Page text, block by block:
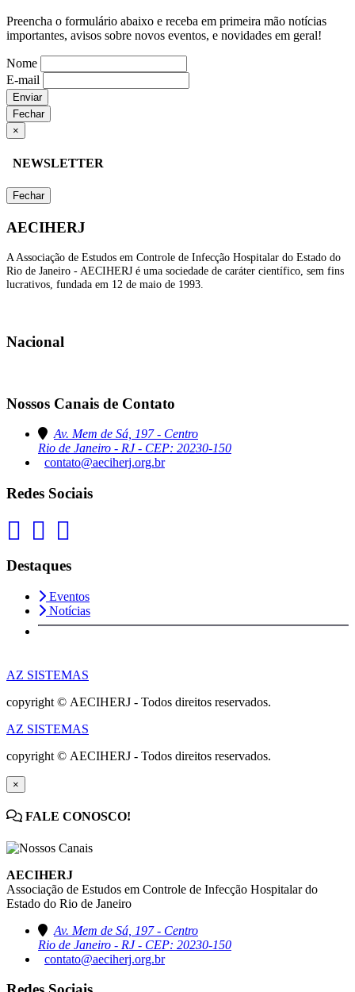
Preencha o formulário abaixo e receba em primeira mão notícias
importantes, avisos sobre novos eventos, e novidades em geral!
Nome
E-mail
Enviar
Fechar
×
NEWSLETTER
Fechar
AECIHERJ
A Associação de Estudos em Controle de Infecção Hospitalar do Estado do
Rio de Janeiro - AECIHERJ é uma sociedade de caráter científico, sem fins
lucrativos, fundada em 12 de maio de 1993.
Nacional
Nossos Canais de Contato
Av. Mem de Sá, 197 - Centro
Rio de Janeiro - RJ - CEP: 20230-150
contato@aeciherj.org.br
Redes Sociais
Destaques
Eventos
Notícias
AZ SISTEMAS
copyright © AECIHERJ - Todos direitos reservados.
AZ SISTEMAS
copyright © AECIHERJ - Todos direitos reservados.
×
FALE CONOSCO!
AECIHERJ
Associação de Estudos em Controle de Infecção Hospitalar do
Estado do Rio de Janeiro
Av. Mem de Sá, 197 - Centro
Rio de Janeiro - RJ - CEP: 20230-150
contato@aeciherj.org.br